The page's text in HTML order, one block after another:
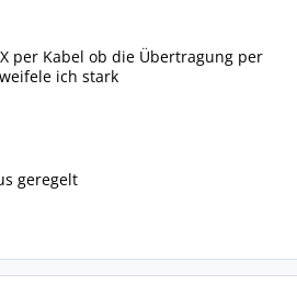
per Kabel ob die Übertragung per
ich stark
geregelt